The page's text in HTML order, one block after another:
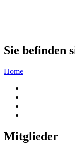
Sie befinden
Home
Mitglieder